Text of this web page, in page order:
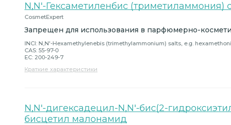
N,N'-Гексаметиленбис (триметиламмония)
CosmetExpert
Запрещен для использования в парфюмерно-
INCI: N,N'-Hexamethylenebis (trimethylammonium) salts, e.g.
CAS: 55-97-0
EC: 200-249-7
Краткие характеристики
N,N'-дигексадецил-N,N'-бис(2-
бисцетил малонамид